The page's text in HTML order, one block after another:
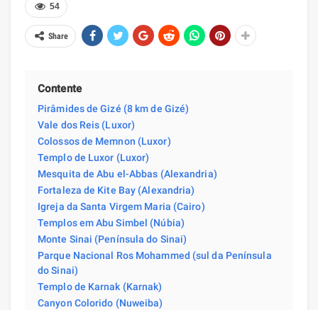
54
Share
Contente
Pirâmides de Gizé (8 km de Gizé)
Vale dos Reis (Luxor)
Colossos de Memnon (Luxor)
Templo de Luxor (Luxor)
Mesquita de Abu el-Abbas (Alexandria)
Fortaleza de Kite Bay (Alexandria)
Igreja da Santa Virgem Maria (Cairo)
Templos em Abu Simbel (Núbia)
Monte Sinai (Península do Sinai)
Parque Nacional Ros Mohammed (sul da Península
do Sinai)
Templo de Karnak (Karnak)
Canyon Colorido (Nuweiba)